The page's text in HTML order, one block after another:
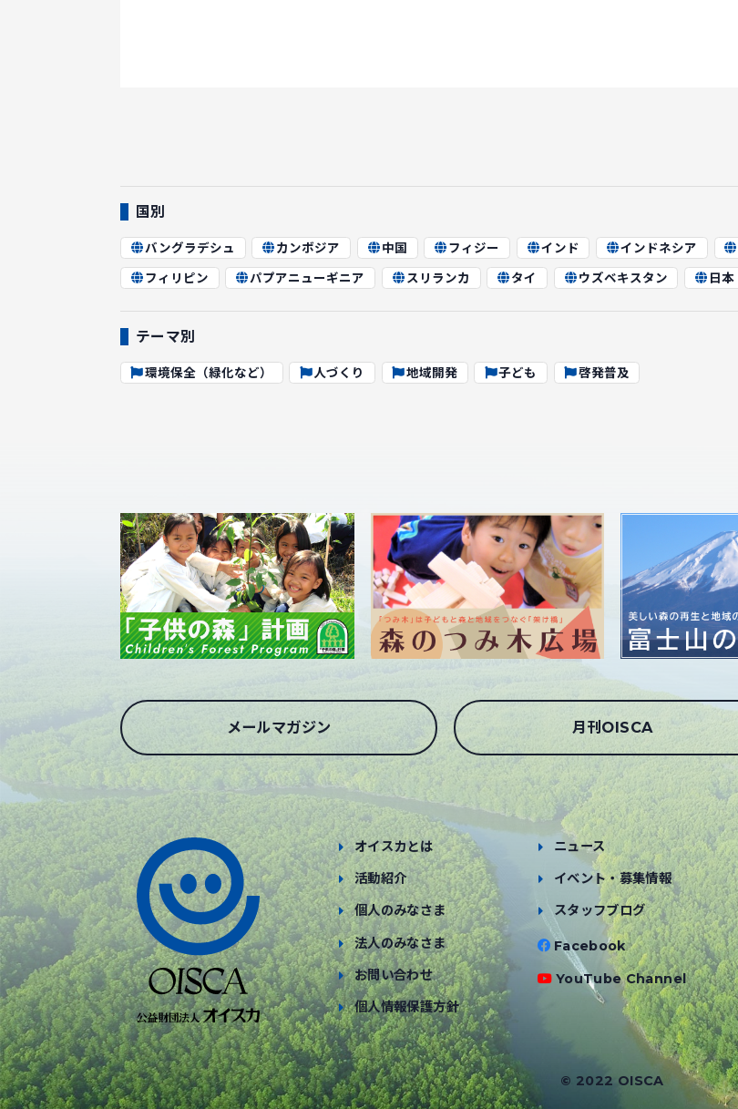
国別
バングラデシュ カンボジア 中国 フィジー インド インドネシア
フィリピン パプアニューギニア スリランカ タイ ウズベキスタン 日本
テーマ別
環境保全（緑化など） 人づくり 地域開発 子ども 啓発普及
メールマガジン 月刊OISCA
オイスカとは
活動紹介
個人のみなさま
法人のみなさま
お問い合わせ
個人情報保護方針
ニュース
イベント・募集情報
スタッフブログ
Facebook
YouTube Channel
© 2022 OISCA